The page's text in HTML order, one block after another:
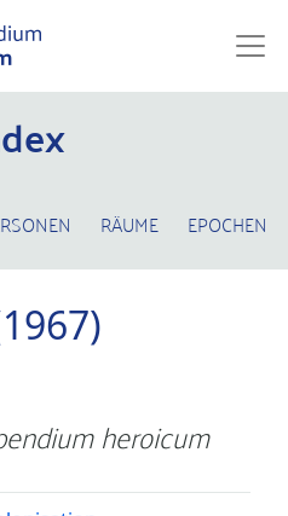
RÄUME EPOCHEN
heroicum